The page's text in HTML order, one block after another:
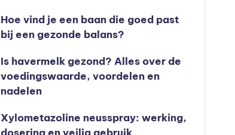
Hoe vind je een baan die goed past
bij een gezonde balans?
Is havermelk gezond? Alles over de
voedingswaarde, voordelen en
nadelen
Xylometazoline neusspray: werking,